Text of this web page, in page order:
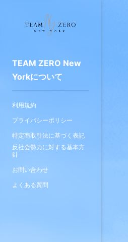
TEAM ZERO New
Yorkについて
利用規約
プライバシーポリシー
特定商取引法に基づく表記
反社会勢力に対する基本方
針
お問い合わせ
よくある質問